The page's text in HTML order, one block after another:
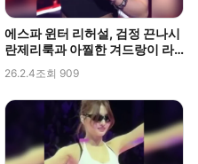
에스파 윈터 리허설, 검정 끈나시
란제리룩과 아찔한 겨드랑이 라
26.2.4조회 909